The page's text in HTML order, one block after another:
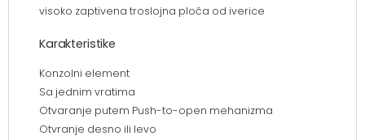
visoko zaptivena troslojna ploča od iverice
Karakteristike
Konzolni element
Sa jednim vratima
Otvaranje putem Push-to-open mehanizma
Otvranje desno ili levo